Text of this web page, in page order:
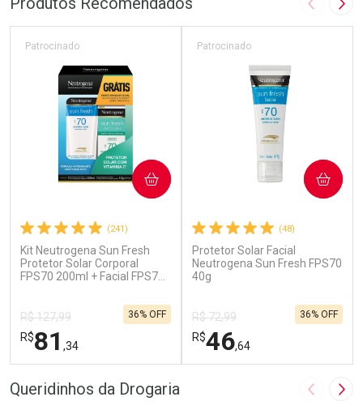
Imagem
(241)
Kit Neutrogena Sun Fresh
Protetor Solar Corporal
FPS70 200ml + Facial FPS70
Patrocinado
R$ 127,99
R$81 ,34
36% OFF
COMPRAR
(48)
Protetor Solar Facial
Neutrogena Sun Fresh FPS70
40g
Patrocinado
R$ 72,99
R$46,64
36% OFF
COMPRAR
Queridinhos da Drogaria Imagem